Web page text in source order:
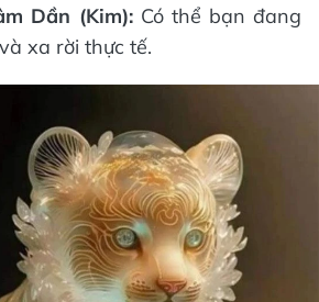
Dần (Kim):Có thể bạn đang
xa rời thực tế.